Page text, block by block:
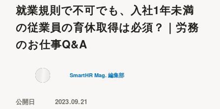
就業規則で不可でも、入社1年未満
の従業員の育休取得は必須？｜労務
のお仕事Q&A
SmartHR Mag. 編集部
公開日 2023.09.21